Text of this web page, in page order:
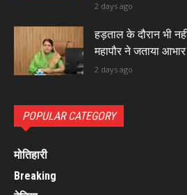
2 days ago
हड़ताल के दौरान भी
महापौर ने जताया आभार
2 days ago
POPULAR CATEGORY
मोतिहारी
Breaking